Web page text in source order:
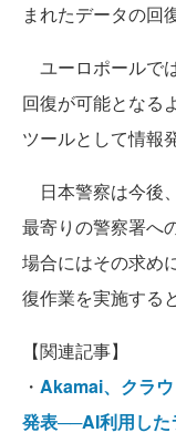
まれたデータの回
ユーロポールで
回復が可能となる
ツールとして情報
日本警察は今後
最寄りの警察署へ
場合にはその求め
復作業を実施する
【関連記事】
・ Akamai、クラ
発表──AI利用した